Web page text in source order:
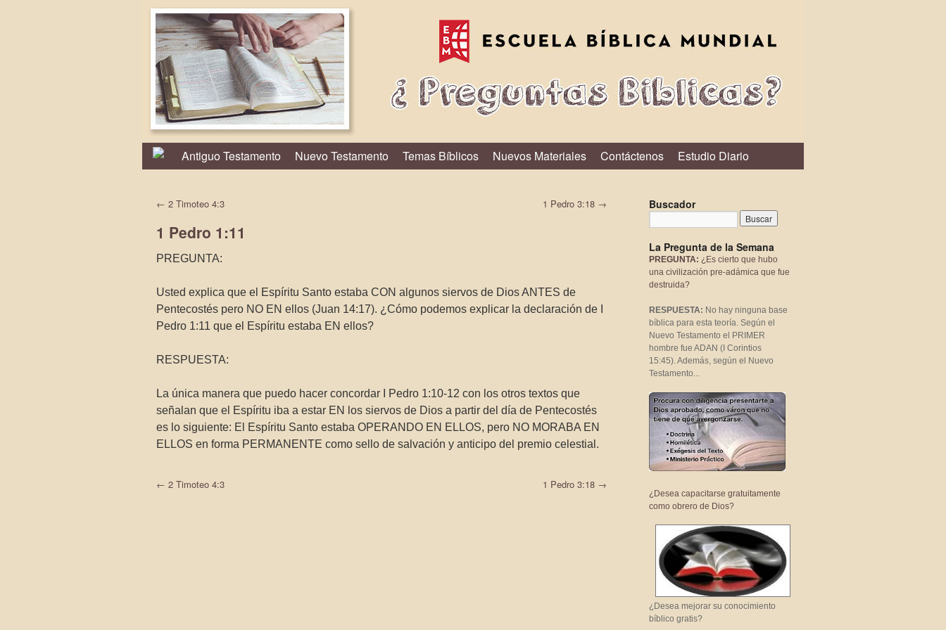
Antiguo Testamento Nuevo Testamento Temas Bíblicos Nuevos Materiales Contáctenos Estudio Diario
← 2 Timoteo 4:3 1 Pedro 3:18 →
1 Pedro 1:11
PREGUNTA:
Usted explica que el Espíritu Santo estaba CON algunos siervos de Dios ANTES de
Pentecostés pero NO EN ellos (Juan 14:17). ¿Cómo podemos explicar la declaración de I
Pedro 1:11 que el Espíritu estaba EN ellos?
RESPUESTA:
La única manera que puedo hacer concordar I Pedro 1:10-12 con los otros textos que
señalan que el Espíritu iba a estar EN los siervos de Dios a partir del día de Pentecostés
es lo siguiente: El Espíritu Santo estaba OPERANDO EN ELLOS, pero NO MORABA EN
ELLOS en forma PERMANENTE como sello de salvación y anticipo del premio celestial.
← 2 Timoteo 4:3 1 Pedro 3:18 →
Buscador
La Pregunta de la Semana
PREGUNTA: ¿Es cierto que hubo
una civilización pre-adámica que fue
destruida?
RESPUESTA: No hay ninguna base
bíblica para esta teoría. Según el
Nuevo Testamento el PRIMER
hombre fue ADAN (I Corintios
15:45). Además, según el Nuevo
Testamento...
¿Desea capacitarse gratuitamente
como obrero de Dios?
¿Desea mejorar su conocimiento
bíblico gratis?